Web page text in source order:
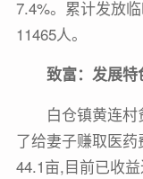
7.4%。累计发放
11465人。
致富：发展特
白仓镇黄连
了给妻子赚取医
44.1亩,目前已收